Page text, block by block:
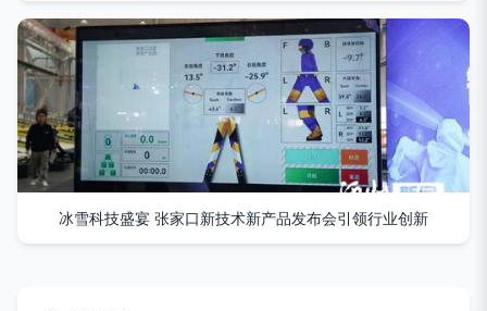
冰雪科技盛宴 张家口新技术新产品发布会引领行业创新